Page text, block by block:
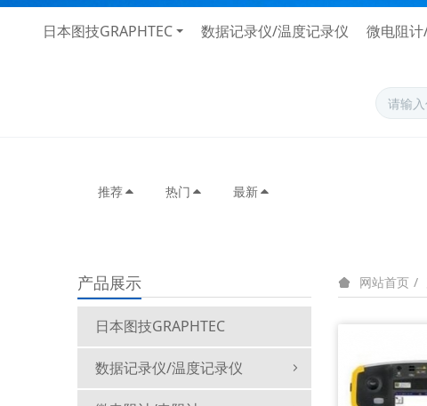
日本图技GRAPHTEC 数据记录仪/温度记录仪 微电阻
推荐 热门 最新
网站首页
产品展示
日本图技GRAPHTEC
数据记录仪/温度记录仪